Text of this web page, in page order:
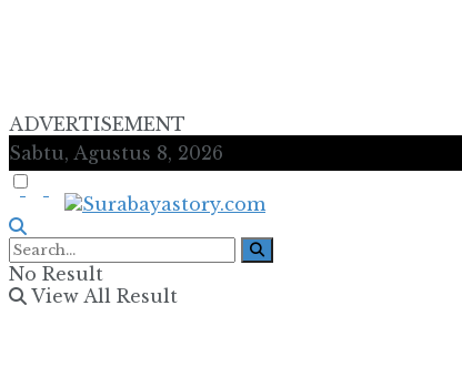
ADVERTISEMENT
Sabtu, Agustus 8, 2026
No Result
View All Result